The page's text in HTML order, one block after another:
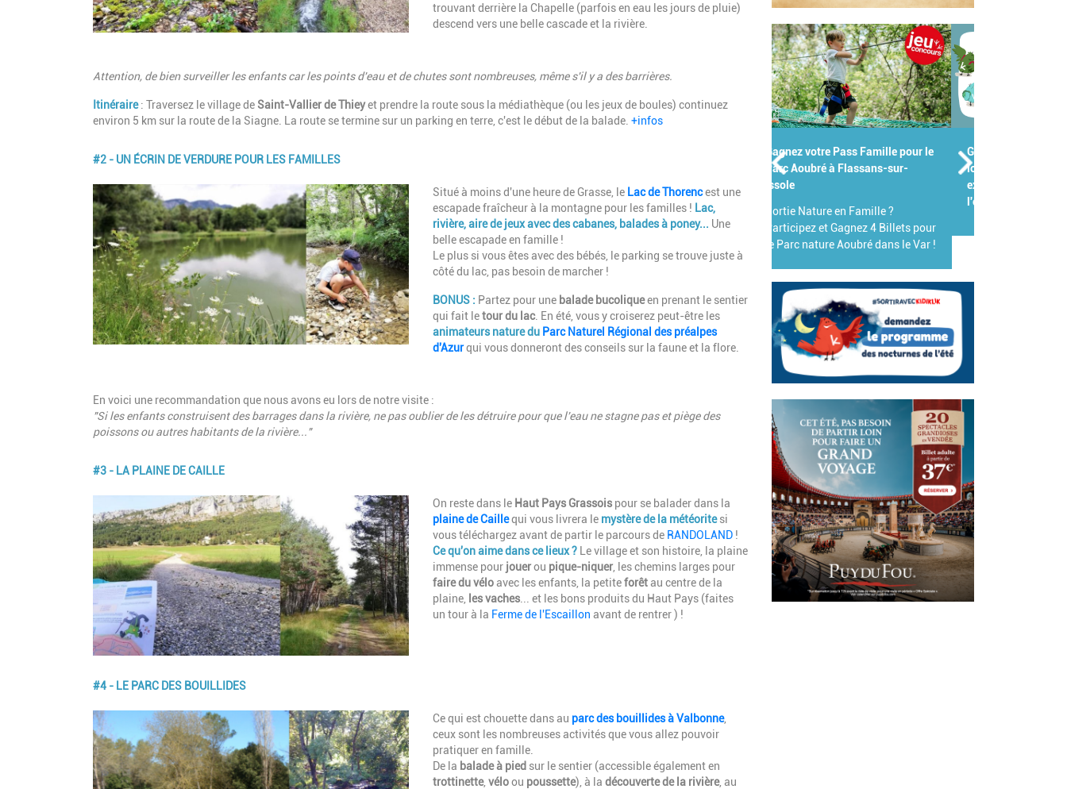
trouvant derrière la Chapelle (parfois en eau les jours de pluie)
descend vers une belle cascade et la rivière.
Description
Attention, de bien surveiller les enfants car les points d'eau et de chutes sont nombreuses, même s'il y a des barrières.
Itinéraire: Traversez le village de Saint-Vallier de Thieyet prendre la route sous la médiathèque (ou les jeux de boules) continuez
environ 5 km sur la route de la Siagne. La route se termine sur un parking en terre, c'est le début de la balade. +infos
#2 - UN ÉCRIN DE VERDURE POUR LES FAMILLES
Image Description
Situé à moins d'une heure de Grasse, le Lac de Thorencest une
escapade fraîcheur à la montagne pour les familles ! Lac,
rivière, aire de jeux avec des cabanes, balades à poney... Une
belle escapade en famille !
Le plus si vous êtes avec des bébés, le parking se trouve juste à
côté du lac, pas besoin de marcher !
BONUS : Partez pour unebalade bucoliqueen prenant le sentier
qui fait letour du lac. En été, vous y croiserez peut-être les
animateurs nature duParc Naturel Régional des préalpes
d'Azurqui vous donneront des conseils sur la faune et la flore.
Description
En voici une recommandation que nous avons eu lors de notre visite :
"Si les enfants construisent des barrages dans la rivière, ne pas oublier de les détruire pour que l'eau ne stagne pas et piège des
poissons ou autres habitants de la rivière..."
#3 - LA PLAINE DE CAILLE
Description
On reste dans le Haut Pays Grassoispour se balader dans la
plaine de Caillequi vous livrera le mystère de la météoritesi
vous téléchargez avant de partir le parcours de RANDOLAND!
Ce qu'on aime dans ce lieux ?Le village et son histoire, la plaine
immense pour jouerou pique-niquer, les chemins larges pour
faire du véloavec les enfants, la petiteforêtau centre de la
plaine, les vaches... et les bons produits du Haut Pays (faites
un tour à la Ferme de l'Escaillon avant de rentrer ) !
#4 - LE PARC DES BOUILLIDES
Image Description
Ce qui est chouette dans au parc des bouillides à Valbonne,
ceux sont les nombreuses activités que vous allez pouvoir
pratiquer en famille.
De la balade à pied sur le sentier (accessible également en
trottinette, véloou poussette), à la découverte de la rivière, au
Groupes scolaires, centres de
loisirs, crèches : Kidiklik met son
expertise au service des pros de